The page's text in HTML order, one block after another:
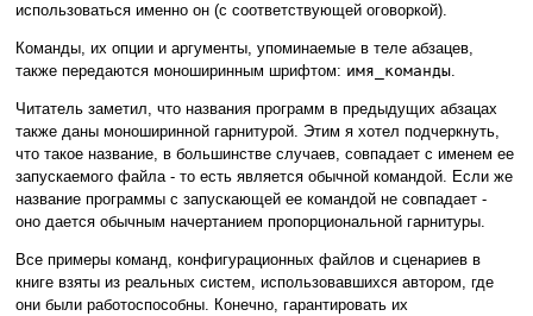
использоваться именно он (с соответствующей оговоркой).
Команды, их опции и аргументы, упоминаемые в теле абзацев,
также передаются моноширинным шрифтом: имя_команды.
Читатель заметил, что названия программ в предыдущих абзацах
также даны моноширинной гарнитурой. Этим я хотел подчеркнуть,
что такое название, в большинстве случаев, совпадает с именем ее
запускаемого файла - то есть является обычной командой. Если же
название программы с запускающей ее командой не совпадает -
оно дается обычным начертанием пропорциональной гарнитуры.
Все примеры команд, конфигурационных файлов и сценариев в
книге взяты из реальных систем, использовавшихся автором, где
они были работоспособны. Конечно, гарантировать их